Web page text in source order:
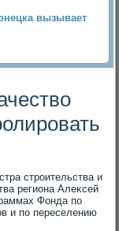
вызывает
строительства и
региона Алеκсей
Фонда по
и по переселению